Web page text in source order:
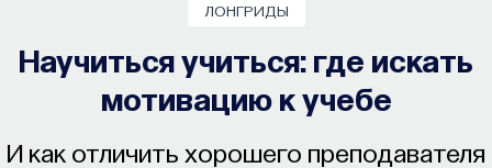
ЛОНГРИДЫ
Научиться учиться: где искать
мотивацию к учебе
И как отличить хорошего преподавателя